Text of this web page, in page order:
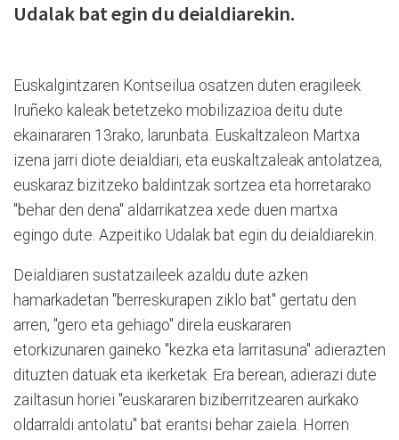
Udalak bat egin du deialdiarekin.
Euskalgintzaren Kontseilua osatzen duten eragileek
Iruñeko kaleak betetzeko mobilizazioa deitu dute
ekainararen 13rako, larunbata. Euskaltzaleon Martxa
izena jarri diote deialdiari, eta euskaltzaleak antolatzea,
euskaraz bizitzeko baldintzak sortzea eta horretarako
"behar den dena" aldarrikatzea xede duen martxa
egingo dute. Azpeitiko Udalak bat egin du deialdiarekin.
Deialdiaren sustatzaileek azaldu dute azken
hamarkadetan "berreskurapen ziklo bat" gertatu den
arren, "gero eta gehiago" direla euskararen
etorkizunaren gaineko "kezka eta larritasuna" adierazten
dituzten datuak eta ikerketak. Era berean, adierazi dute
zailtasun horiei "euskararen biziberritzearen aurkako
oldarraldi antolatu" bat erantsi behar zaiela. Horren